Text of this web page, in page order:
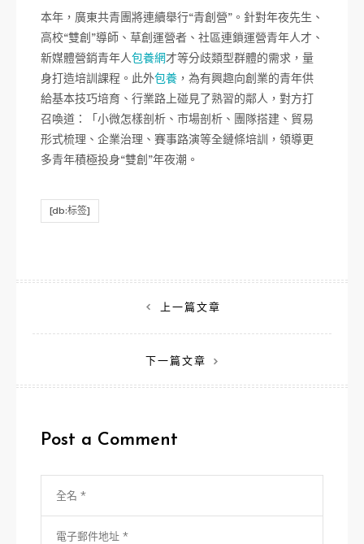
本年，廣東共青團將連續舉行“青創營”。針對年夜先生、
高校“雙創”導師、草創運營者、社區連鎖運營青年人才、
新媒體營銷青年人包養網才等分歧類型群體的需求，量
身打造培訓課程。此外包養 ，為有興趣向創業的青年供
給基本技巧培育、行業路上碰見了熟習的鄰人，對方打
召喚道：「小微怎樣剖析、市場剖析、團隊搭建、貿易
形式梳理、企業治理、賽事路演等全鏈條培訓，領導更
多青年積極投身“雙創”年夜潮。
[db:标签]
章
上一篇文章
下一篇文章
Post a Comment